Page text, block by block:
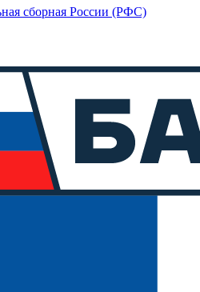
сборная России (РФС)